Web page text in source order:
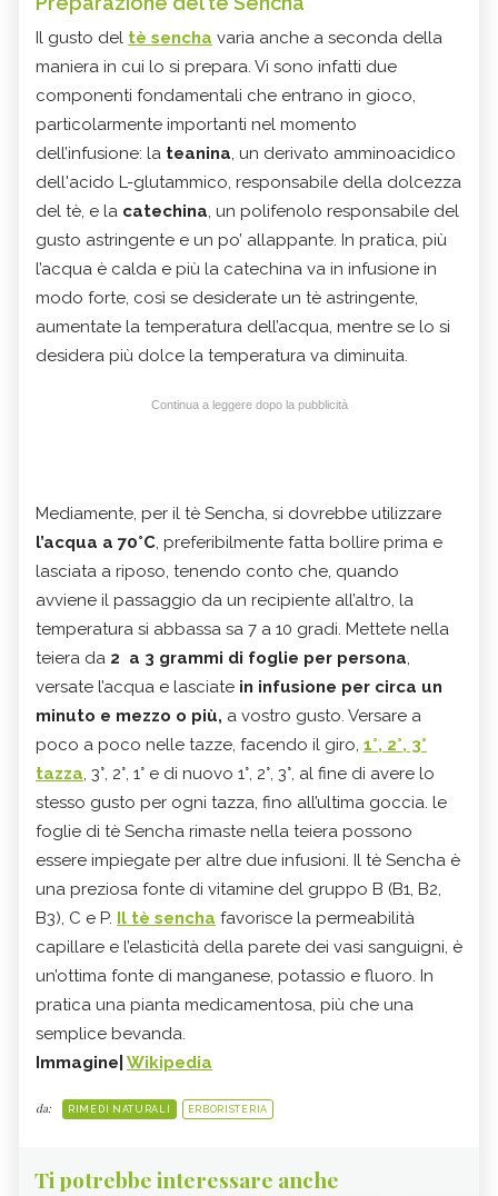
Il gusto del tè sencha varia anche a seconda della
maniera in cui lo si prepara. Vi sono infatti due
componenti fondamentali che entrano in gioco,
particolarmente importanti nel momento
dell’infusione: la teanina, un derivato amminoacidico
dell'acido L-glutammico, responsabile della dolcezza
del tè, e la catechina, un polifenolo responsabile del
gusto astringente e un po’ allappante. In pratica, più
l’acqua è calda e più la catechina va in infusione in
modo forte, così se desiderate un tè astringente,
aumentate la temperatura dell’acqua, mentre se lo si
desidera più dolce la temperatura va diminuita.
Continua a leggere dopo la pubblicità
Mediamente, per il tè Sencha, si dovrebbe utilizzare
l’acqua a 70°C, preferibilmente fatta bollire prima e
lasciata a riposo, tenendo conto che, quando
avviene il passaggio da un recipiente all’altro, la
temperatura si abbassa sa 7 a 10 gradi. Mettete nella
teiera da 2 a 3 grammi di foglie per persona,
versate l’acqua e lasciate in infusione per circa un
minuto e mezzo o più, a vostro gusto. Versare a
poco a poco nelle tazze, facendo il giro, 1°, 2°, 3°
tazza, 3°, 2°, 1° e di nuovo 1°, 2°, 3°, al fine di avere lo
stesso gusto per ogni tazza, fino all’ultima goccia. le
foglie di tè Sencha rimaste nella teiera possono
essere impiegate per altre due infusioni. Il tè Sencha è
una preziosa fonte di vitamine del gruppo B (B1, B2,
B3), C e P. Il tè sencha favorisce la permeabilità
capillare e l’elasticità della parete dei vasi sanguigni, è
un’ottima fonte di manganese, potassio e fluoro. In
pratica una pianta medicamentosa, più che una
semplice bevanda.
Immagine| Wikipedia
da: RIMEDI NATURALI ERBORISTERIA
Ti potrebbe interessare anche